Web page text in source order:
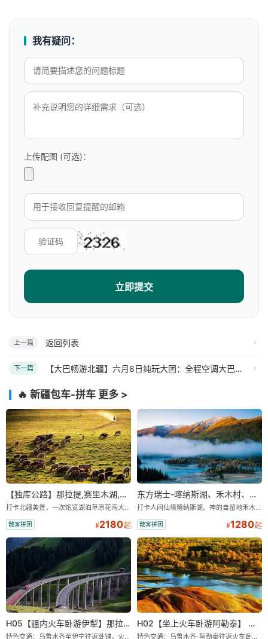
我有疑问：
上传配图 (可选)：
立即提交
上一篇 返回列表
下一篇 【大巴畅游北疆】六月8日纯玩大团：全程空调大巴一人一座，散客天天发！
🔥 新疆包车-拼车 更多 >
【独库公路】那拉提,赛里木湖,口岸,薰衣草单卧单动四日游
打卡北疆美景，一次饱览湖泊草原花海大桥名俗风情，美景不重样 ，旅途轻松自由安全，带您吃在新疆玩在新疆 ，24 小时，全天贴心为您服务，
散客拼团 ¥2180起
东方瑞士-喀纳斯湖、禾木村、五彩滩、世界魔鬼城汽车四日游
打卡人间仙境喀纳斯湖、神的自留地禾木村、五彩滩、世界魔鬼城，体验雅丹地貌与自然风光。
散客拼团 ¥1280起
H05【疆内火车卧游伊犁】那拉提草原+赛里木湖火车双卧四日游
特色交通：乌鲁木齐至伊宁往返卧铺，火车夕发朝至，利用睡觉的时间赶路，舒适省时。度假必选：高山河谷草原-那拉提、邂逅“大西洋最后一滴眼泪”的赛里木湖、紫色浪漫的薰衣草园。优选行程：蓝天白云、冰川雪峰、森林草原、河流于一体，犹如世外桃源。服务保障：全程零购物、游览时间更充足，让您尽享旅行乐趣。贴心管家：优秀导游讲解服务，全天贴心为您服务，让您旅途无忧。精选酒店：伊宁三星酒店或携程三钻酒店。大众出行：父母游、亲子游、交友团、商务人士的最佳首选。
H02【坐上火车卧游阿勒泰】 喀纳湖+禾木+五彩滩双卧五日游
特色交通：乌鲁木齐-阿勒泰往返火车卧铺，夕发朝至；精华景点：喀纳斯湖、禾木村、五彩滩；2-8人小团，商务车出行；精选酒店：贾登峪经济型酒店或民宿。